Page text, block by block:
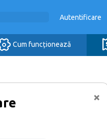
Autentificare
Cum funcționează
×